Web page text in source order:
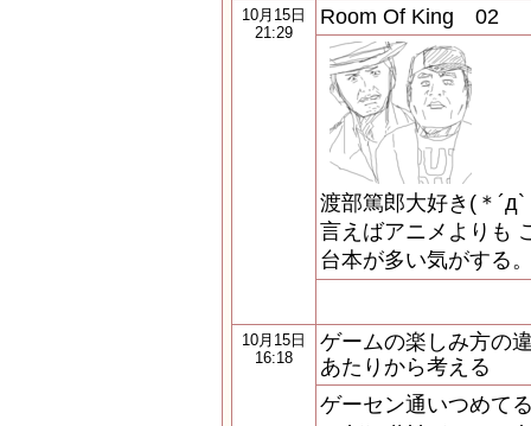
10月15日
21:29
Room Of King 02
渡部篤郎大好き(＊
言えばアニメよりも
台本が多い気がする
10月15日
16:18
ゲームの楽しみ方の
あたりから考える
ゲーセン通いつめて